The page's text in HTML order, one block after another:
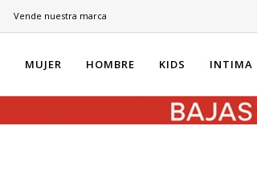
MUJER HOMBRE KIDS INTIMA
Vende nuestra marca